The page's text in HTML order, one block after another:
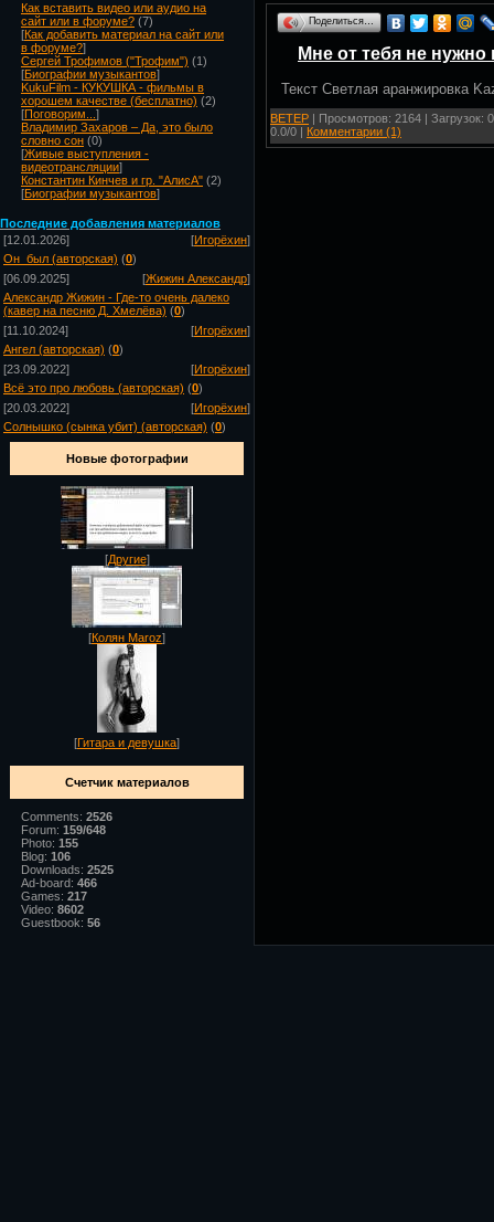
Как вставить видео или аудио на
сайт или в форуме? (7)
[Как добавить материал на сайт или
в форуме?]
Сергей Трофимов ("Трофим") (1)
[Биографии музыкантов]
KukuFilm - КУКУШКА - фильмы в
хорошем качестве (бесплатно) (2)
[Поговорим... ]
Владимир Захаров – Да, это было
словно сон (0)
[Живые выступления -
видеотрансляции]
Константин Кинчев и гр. "АлисА" (2)
[Биографии музыкантов]
Последние добавления материалов
[12.01.2026]
[Игорёхин]
Он_был (авторская) (0)
[06.09.2025]
[Жижин Александр]
Александр Жижин - Где-то очень далеко
(кавер на песню Д. Хмелёва) (0)
[11.10.2024]
[Игорёхин]
Ангел (авторская) (0)
[23.09.2022]
[Игорёхин]
Всё это про любовь (авторская) (0)
[20.03.2022]
[Игорёхин]
Солнышко (сынка убит) (авторская) (0)
Новые фотографии
[Другие]
[Колян Maroz]
[Гитара и девушка]
Счетчик материалов
Comments: 2526
Forum: 159/648
Photo: 155
Blog: 106
Downloads: 2525
Ad-board: 466
Games: 217
Video: 8602
Guestbook: 56
Поделиться…
Мне от тебя не нужно
Текст Светлая аранжировка
ВЕТЕР | Просмотров: 2164 | Загрузок:
0.0/0 | Комментарии (1)